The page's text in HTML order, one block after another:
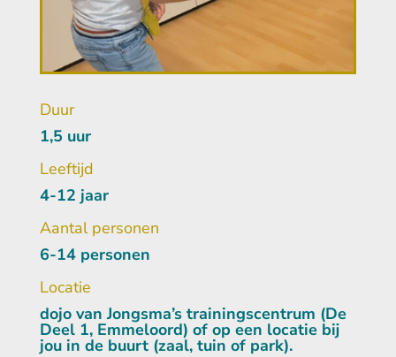
Duur
1,5 uur
Leeftijd
4-12 jaar
Aantal personen
6-14 personen
Locatie
dojo van Jongsma’s trainingscentrum (De
Deel 1, Emmeloord) of op een locatie bij
jou in de buurt (zaal, tuin of park).